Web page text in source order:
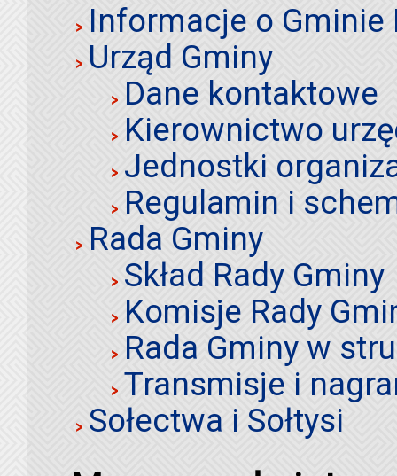
Informacje o Gminie
Urząd Gminy
Dane kontaktowe
Kierownictwo
Jednostki
Regulamin i
Rada Gminy
Skład Rady Gminy
Komisje Rady
Rada Gminy w
Transmisje i
Sołectwa i Sołtysi